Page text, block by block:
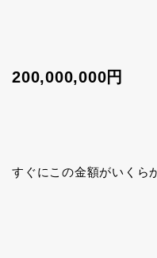
200,000,000円
すぐにこの金額がいくら